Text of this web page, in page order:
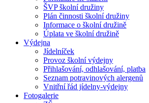
ŠVP školní družiny
Plán činnosti školní družiny
Informace o školní družině
Úplata ve školní družině
Výdejna
Jídelníček
Provoz školní výdejny
Přihlašování, odhlašování, platba
Seznam potravinových alergenů
Vnitřní řád jídelny-výdejny
Fotogalerie